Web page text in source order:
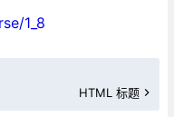
1_8
HTML 标题